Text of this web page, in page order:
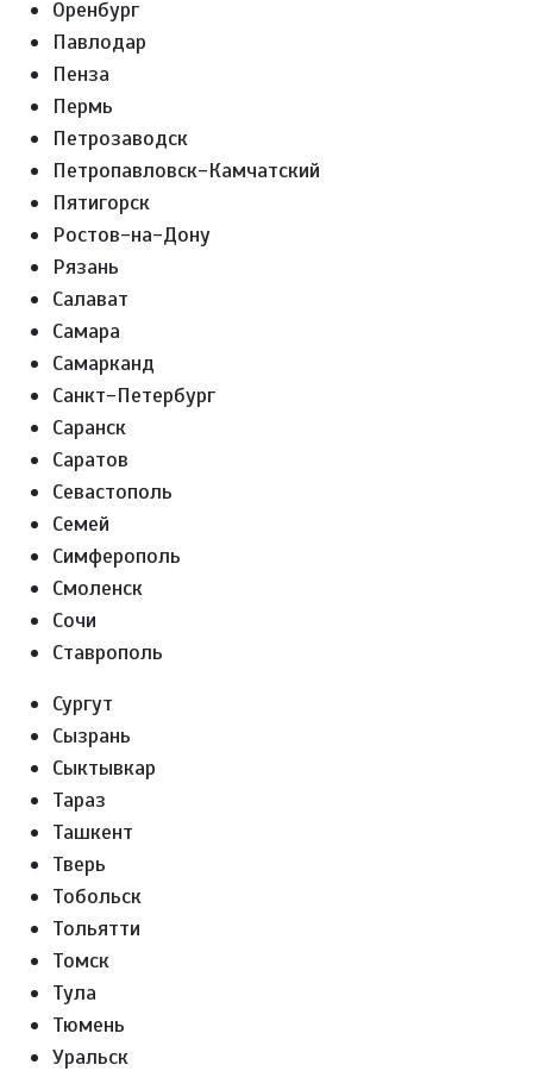
Оренбург
Павлодар
Пенза
Пермь
Петрозаводск
Петропавловск-Камчатский
Пятигорск
Ростов-на-Дону
Рязань
Салават
Самара
Самарканд
Санкт-Петербург
Саранск
Саратов
Севастополь
Семей
Симферополь
Смоленск
Сочи
Ставрополь
Сургут
Сызрань
Сыктывкар
Тараз
Ташкент
Тверь
Тобольск
Тольятти
Томск
Тула
Тюмень
Уральск